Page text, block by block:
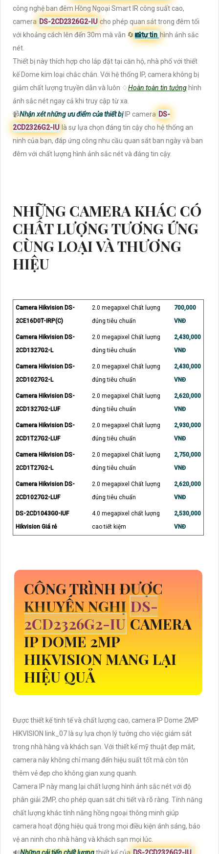
công nghệ ban đêm Hồng Ngoại Smart IR công suất cao,
camera DS-2CD2326G2-IU cho phép quan sát trong đêm tối
với khoảng cách lên đến 30m mà vẫn 🔄📸tự tin hình ảnh sắc
nét.
Thiết bị này thích hợp cho lắp đặt tại căn hộ, nhà phố với thiết
kế Dome kim loại chắc chắn. Với hệ thống IP, camera không bị
giảm chất lượng truyền dẫn và luôn ♢Hoàn toàn tin tưởng hình
ảnh sắc nét ngay cả khi truy cập từ xa.
📹Nhận xét những ưu điểm của thiết bị IP camera DS-
2CD2326G2-IU là sự lựa chọn đáng tin cậy cho hệ thống an
ninh của bạn, đáp ứng công nhu cầu quan sát ban ngày và ban
đêm với chất lượng hình ảnh sắc nét và đáng tin cậy.
NHỮNG CAMERA KHÁC CÓ
CHẤT LƯỢNG TƯƠNG ỨNG
CÙNG LOẠI VÀ THƯƠNG
HIỆU
Camera Hikvision DS-
2CE16D0T-IRP(C)
2.0 megapixel Chất lượng
đúng tiêu chuẩn
700,000
VNĐ
Camera Hikvision DS-
2CD1327G2-L
2.0 megapixel Chất lượng
đúng tiêu chuẩn
2,430,000
VNĐ
Camera Hikvision DS-
2CD1027G2-L
2.0 megapixel Chất lượng
đúng tiêu chuẩn
2,430,000
VNĐ
Camera Hikvision DS-
2CD1327G2-LUF
2.0 megapixel Chất lượng
đúng tiêu chuẩn
2,620,000
VNĐ
Camera Hikvision DS-
2CD1T27G2-LUF
2.0 megapixel Chất lượng
đúng tiêu chuẩn
2,930,000
VNĐ
Camera Hikvision DS-
2CD1T27G2-L
2.0 megapixel Chất lượng
đúng tiêu chuẩn
2,750,000
VNĐ
Camera Hikvision DS-
2CD1027G2-LUF
2.0 megapixel Chất lượng
đúng tiêu chuẩn
2,620,000
VNĐ
DS-2CD1043G0-IUF
Hikvision Giá rẻ
4.0 megapixel chất lượng
cao tiết kiệm
2,530,000
VNĐ
CÔNG TRÌNH ĐƯỢC
KHUYẾN NGHỊ DS-
2CD2326G2-IU CAMERA
IP DOME 2MP
HIKVISION MANG LẠI
HIỆU QUẢ
Được thiết kế tinh tế và chất lượng cao, camera IP Dome 2MP
HIKVISION link_07 là sự lựa chọn lý tưởng cho việc giám sát
trong nhà hàng và khách sạn. Với thiết kế mỹ thuật đẹp mắt,
camera này không chỉ mang đến hiệu suất tốt mà còn tôn
thêm vẻ đẹp cho không gian xung quanh.
Camera IP này mang lại chất lượng hình ảnh sắc nét với độ
phân giải 2MP, cho phép quan sát chi tiết và rõ ràng. Tính năng
chất lượng khác tính năng hồng ngoại thông minh giúp
camera hoạt động hiệu quả trong mọi điều kiện ánh sáng, bảo
vệ an ninh cho nhà hàng và khách sạn mọi lúc.